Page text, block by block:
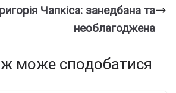
Чапкіса: занедбана та
необлагоджена
може сподобатися